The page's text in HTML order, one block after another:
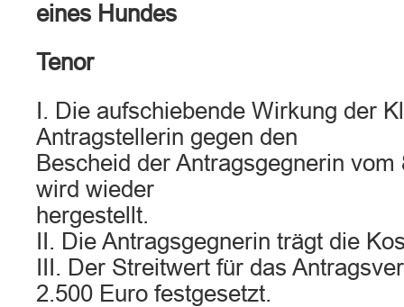
eines Hundes
Tenor
I. Die aufschiebende Wirkung der
Antragstellerin gegen den
Bescheid der Antragsgegnerin
wird wieder
hergestellt.
II. Die Antragsgegnerin trägt die
III. Der Streitwert für das
2.500 Euro festgesetzt.